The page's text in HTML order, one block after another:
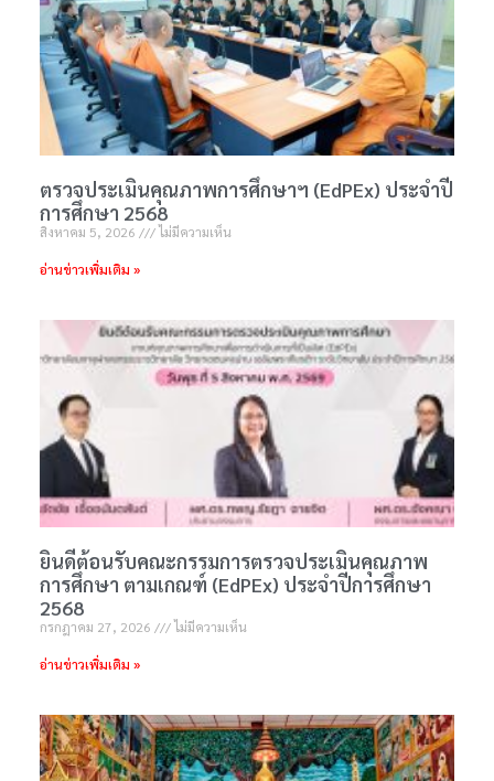
ตรวจประเมินคุณภาพการศึกษาฯ (EdPEx) ประจำปี
การศึกษา 2568
สิงหาคม 5, 2026 ไม่มีความเห็น
อ่านข่าวเพิ่มเติม »
ยินดีต้อนรับคณะกรรมการตรวจประเมินคุณภาพ
การศึกษา ตามเกณฑ์ (EdPEx) ประจำปีการศึกษา
2568
กรกฎาคม 27, 2026 ไม่มีความเห็น
อ่านข่าวเพิ่มเติม »